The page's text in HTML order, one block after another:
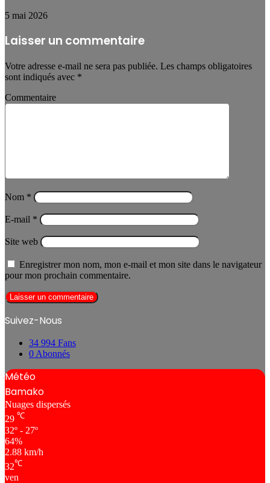
5 mai 2026
Laisser un commentaire
Votre adresse e-mail ne sera pas publiée. Les champs obligatoires
sont indiqués avec *
Commentaire
Nom *
E-mail *
Site web
Enregistrer mon nom, mon e-mail et mon site dans le navigateur
pour mon prochain commentaire.
Suivez-Nous
34 994 Fans
0 Abonnés
Météo
Bamako
Nuages ​​dispersés
29 ℃
32º - 27º
64%
2.88 km/h
32℃
ven